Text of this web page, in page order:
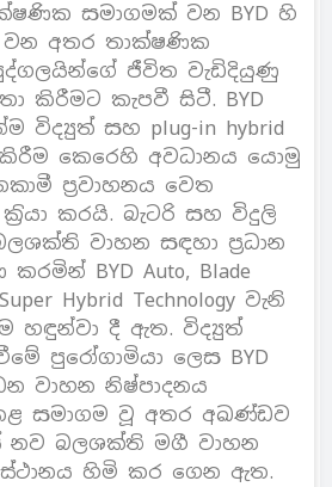
සමාගමක් වන BYD හි
වන අතර තාක්ෂණික
ජීවිත වැඩිදියුණු
කිරීමට කැපවී සිටී. BYD
විද්‍යුත් සහ plug-in hybrid
කෙරෙහි අවධානය යොමු
ප‍්‍රවාහනය වෙත
කරයි. බැටරි සහ විදුලි
වාහන සඳහා ප‍්‍රධාන
BYD Auto, Blade
Hybrid Technology වැනි
හඳුන්වා දී ඇත. විද්‍යුත්
පුරෝගාමියා ලෙස BYD
වාහන නිෂ්පාදනය
සමාගම වූ අතර අඛණ්ඩව
නව බලශක්ති මගී වාහන
ස්ථානය හිමි කර ගෙන ඇත.